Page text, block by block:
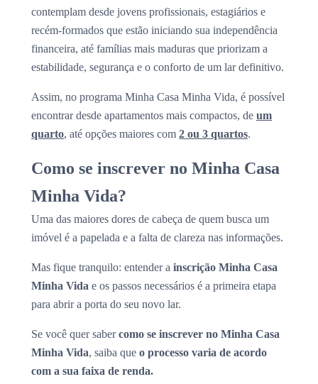
contemplam desde jovens profissionais, estagiários e
recém-formados que estão iniciando sua independência
financeira, até famílias mais maduras que priorizam a
estabilidade, segurança e o conforto de um lar definitivo.
Assim, no programa Minha Casa Minha Vida, é possível
encontrar desde apartamentos mais compactos, de um
quarto, até opções maiores com 2 ou 3 quartos.
Como se inscrever no Minha Casa
Minha Vida?
Uma das maiores dores de cabeça de quem busca um
imóvel é a papelada e a falta de clareza nas informações.
Mas fique tranquilo: entender a inscrição Minha Casa
Minha Vida e os passos necessários é a primeira etapa
para abrir a porta do seu novo lar.
Se você quer sabercomo se inscrever no Minha Casa
Minha Vida, saiba que o processo varia de acordo
com a sua faixa de renda.